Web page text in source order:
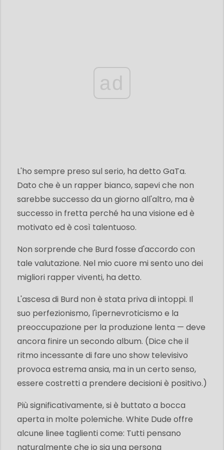
ad
L'ho sempre preso sul serio, ha detto GaTa.
Dato che è un rapper bianco, sapevi che non
sarebbe successo da un giorno all'altro, ma è
successo in fretta perché ha una visione ed è
motivato ed è così talentuoso.
Non sorprende che Burd fosse d'accordo con
tale valutazione. Nel mio cuore mi sento uno dei
migliori rapper viventi, ha detto.
L'ascesa di Burd non è stata priva di intoppi. Il
suo perfezionismo, l'ipernevroticismo e la
preoccupazione per la produzione lenta — deve
ancora finire un secondo album. (Dice che il
ritmo incessante di fare uno show televisivo
provoca estrema ansia, ma in un certo senso,
essere costretti a prendere decisioni è positivo.)
Più significativamente, si è buttato a bocca
aperta in molte polemiche. White Dude offre
alcune linee taglienti come: Tutti pensano
naturalmente che io sia una persona